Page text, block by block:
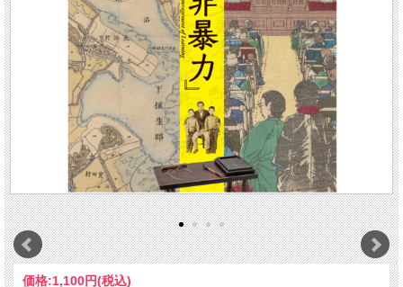
価格:1,100円(税込)